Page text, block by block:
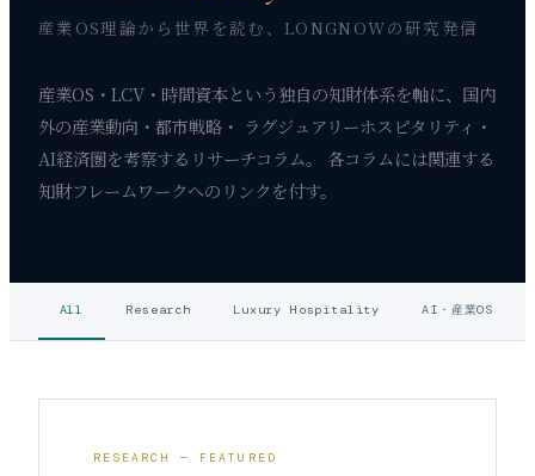
産業OS理論から世界を読む、LONGNOWの研究発信
産業OS・LCV・時間資本という独自の知財体系を軸に、国内
外の産業動向・都市戦略・ ラグジュアリーホスピタリティ・
AI経済圏を考察するリサーチコラム。 各コラムには関連する
知財フレームワークへのリンクを付す。
All Research Luxury Hospitality AI・産業OS
RESEARCH — FEATURED